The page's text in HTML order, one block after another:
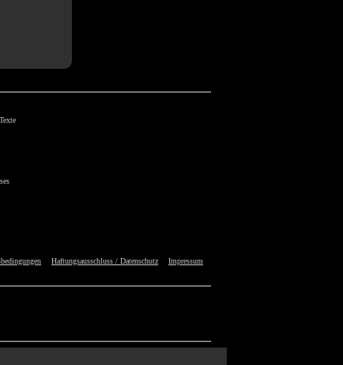
Haftungsausschluss / Datenschutz Impressum